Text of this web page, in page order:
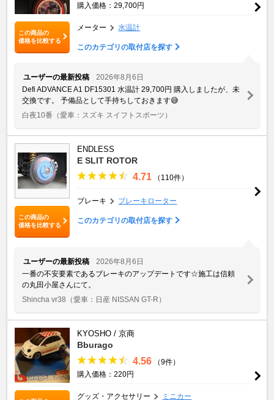
この商品の
価格を比較する
購入価格：29,700円
メーター 水温計
このカテゴリの取付店を探す
ユーザーの最新投稿
2026年8月6日
Defi ADVANCE A1 DF15301 水温計 29,700円 購入しましたが、未
交換です。 予備品として手持ちしておきます😅
白夜10番 （愛車：スズキ スイフトスポーツ）
この商品の
価格を比較する
ENDLESS
E SLIT ROTOR
4.71 （110件）
ブレーキ ブレーキローター
このカテゴリの取付店を探す
ユーザーの最新投稿
2026年8月6日
一番の不安要素であるブレーキのアップデートです☆施工は信頼
の丸田小屋さんにて。
Shincha vr38 （愛車：日産 NISSAN GT-R）
KYOSHO / 京商
Bburago
4.56
（9件）
購入価格：220円
グッズ・アクセサリー ミニカー